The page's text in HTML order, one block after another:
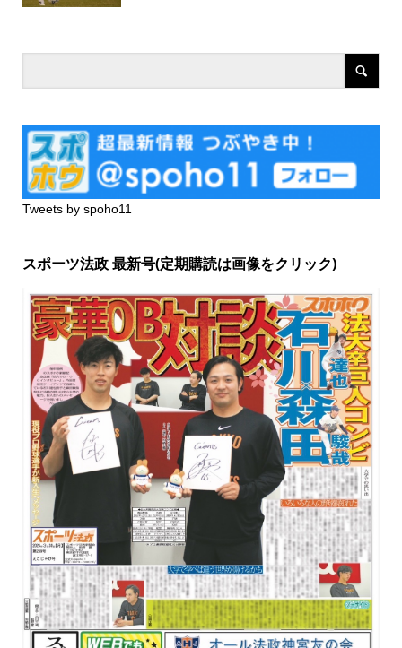
Tweets by spoho11
スポーツ法政 最新号(定期購読は画像をクリック)